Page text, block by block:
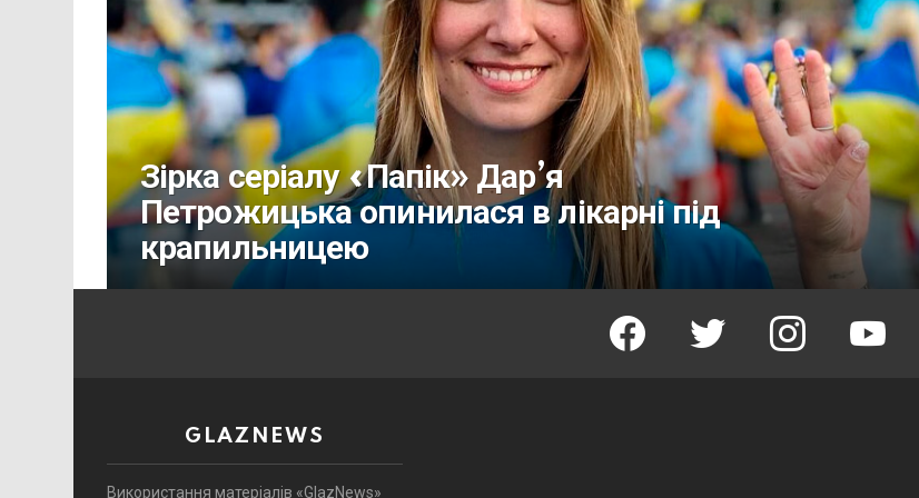
Зірка серіалу «Папік» Дар’я
Петрожицька опинилася в лікарні під
крапильницею
facebook twitter instagram youtube
GLAZNEWS
Використання матеріалів «GlazNews»